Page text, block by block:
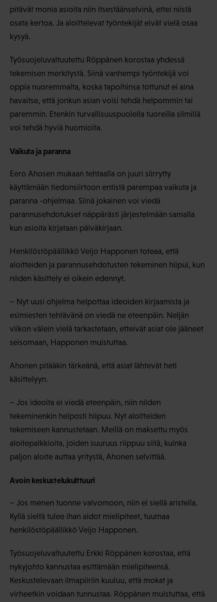
pitävät monia asioita niin itsestäänselvinä, ettei niistä
osata kertoa. Ja aloittelevat työntekijät eivät vielä osaa
kysyä.
Työsuojeluvaltuutettu Röppänen korostaa yhdessä
tekemisen merkitystä. Siinä vanhempi työntekijä voi
oppia nuoremmalta, koska tapoihinsa tottunut ei aina
havaitse, että jonkun asian voisi tehdä helpommin tai
paremmin. Etenkin turvallisuuspuolella tuoreilla silmillä
voi tehdä hyviä huomioita.
Vaikuta ja paranna
Eero Ahosen mukaan tehtaalla on juuri siirrytty
käyttämään tiedonsiirtoon entistä parempaa vaikuta ja
paranna -ohjelmaa. Siinä jokainen voi viedä
parannusehdotukset näppärästi järjestelmään samalla
kun asioita kirjataan päiväkirjaan.
Henkilöstöpäällikkö Veijo Happonen toteaa, että
aloitteiden ja parannusehdotusten tekeminen hiipui, kun
niiden käsittely ei oikein edennyt.
− Nyt uusi ohjelma helpottaa ideoiden kirjaamista ja
esimiesten tehtävänä on viedä ne eteenpäin. Neljän
viikon välein vielä tarkastetaan, etteivät asiat ole jääneet
seisomaan, Happonen muistuttaa.
Ahonen pitääkin tärkeänä, että asiat lähtevät heti
käsittelyyn.
− Jos ideoita ei viedä eteenpäin, niin niiden
tekeminenkin helposti hiipuu. Nyt aloitteiden
tekemiseen kannustetaan. Meillä on maksettu myös
aloitepalkkioita, joiden suuruus riippuu siitä, kuinka
paljon aloite auttaa yritystä, Ahonen selvittää.
Avoin keskustelukulttuuri
− Jos menen tuonne valvomoon, niin ei siellä aristella.
Kyllä sieltä tulee ihan aidot mielipiteet, tuumaa
henkilöstöpäällikkö Veijo Happonen.
Työsuojeluvaltuutettu Erkki Röppänen korostaa, että
nykyjohto kannustaa esittämään mielipiteensä.
Keskustelevaan ilmapiiriin kuuluu, että mokat ja
virheetkin voidaan tunnustaa. Röppänen muistuttaa, että